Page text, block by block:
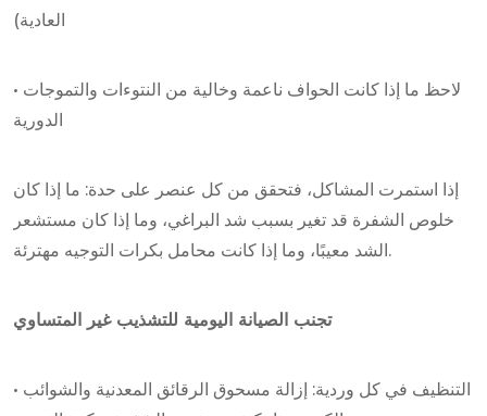
العادية)
• لاحظ ما إذا كانت الحواف ناعمة وخالية من النتوءات والتموجات
الدورية
إذا استمرت المشاكل، فتحقق من كل عنصر على حدة: ما إذا كان
خلوص الشفرة قد تغير بسبب شد البراغي، وما إذا كان مستشعر
الشد معيبًا، وما إذا كانت محامل بكرات التوجيه مهترئة.
تجنب الصيانة اليومية للتشذيب غير المتساوي
• التنظيف في كل وردية: إزالة مسحوق الرقائق المعدنية والشوائب